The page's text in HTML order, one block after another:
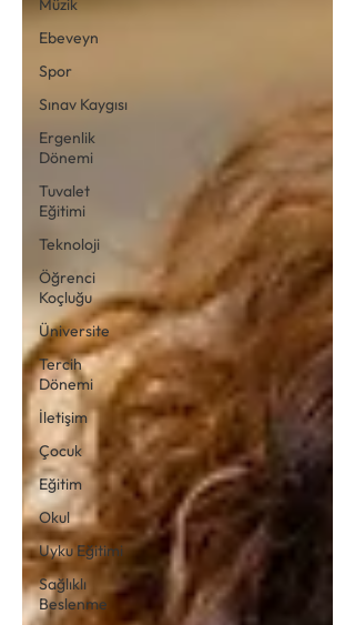
Müzik
Ebeveyn
Spor
Sınav Kaygısı
Ergenlik
Dönemi
Tuvalet
Eğitimi
Teknoloji
Öğrenci
Koçluğu
Üniversite
Tercih
Dönemi
İletişim
Çocuk
Eğitim
Okul
Uyku Eğitimi
Sağlıklı
Beslenme